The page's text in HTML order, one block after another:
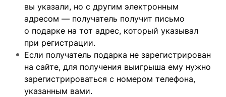
вы указали, но с другим электронным
адресом — получатель получит письмо
о подарке на тот адрес, который указывал
при регистрации.
Если получатель подарка не зарегистрирован
на сайте, для получения выигрыша ему нужно
зарегистрироваться с номером телефона,
указанным вами.